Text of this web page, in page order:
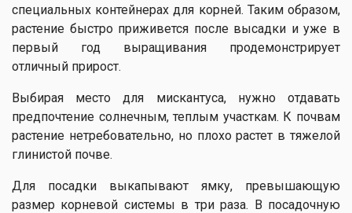
специальных контейнерах для корней. Таким образом,
растение быстро приживется после высадки и уже в
первый год выращивания продемонстрирует
отличный прирост.
Выбирая место для мискантуса, нужно отдавать
предпочтение солнечным, теплым участкам. К почвам
растение нетребовательно, но плохо растет в тяжелой
глинистой почве.
Для посадки выкапывают ямку, превышающую
размер корневой системы в три раза. В посадочную